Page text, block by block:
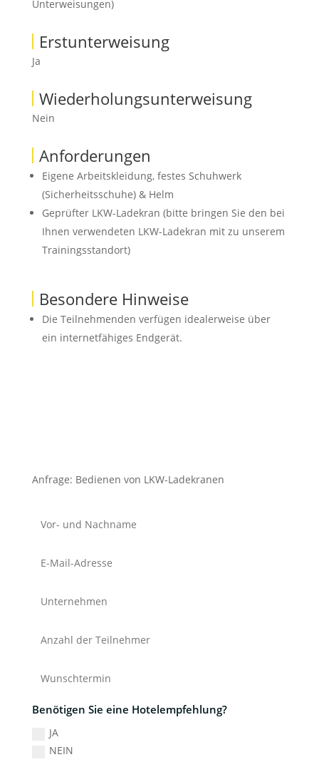
Unterweisungen)
Erstunterweisung
Ja
Wiederholungsunterweisung
Nein
Anforderungen
Eigene Arbeitskleidung, festes Schuhwerk
(Sicherheitsschuhe) & Helm
Geprüfter LKW-Ladekran (bitte bringen Sie den bei
Ihnen verwendeten LKW-Ladekran mit zu unserem
Trainingsstandort)
Besondere Hinweise
Die Teilnehmenden verfügen idealerweise über
ein internetfähiges Endgerät.
Anfrage: Bedienen von LKW-Ladekranen
Benötigen Sie eine Hotelempfehlung?
JA
NEIN